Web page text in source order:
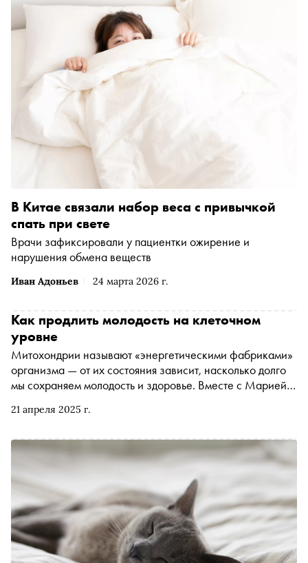
Иван Адоньев 24 марта 2026 г.
В Китае связали набор веса с привычкой
спать при свете
Врачи зафиксировали у пациентки ожирение и
нарушения обмена веществ
21 апреля 2025 г.
Как продлить молодость на клеточном
уровне
Митохондрии называют «энергетическими фабриками»
организма — от их состояния зависит, насколько долго
мы сохраняем молодость и здоровье. Вместе с Марией
медиспа-отеля MAYRVEDA, «Сноб» разбирается, как
клеток и что делать, чтобы жить дольше и лучше